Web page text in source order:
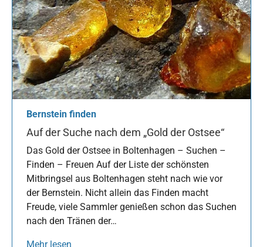
Bernstein finden
Auf der Suche nach dem „Gold der Ostsee“
Das Gold der Ostsee in Boltenhagen – Suchen –
Finden – Freuen Auf der Liste der schönsten
Mitbringsel aus Boltenhagen steht nach wie vor
der Bernstein. Nicht allein das Finden macht
Freude, viele Sammler genießen schon das Suchen
nach den Tränen der…
Mehr lesen